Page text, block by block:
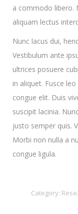
a commodo libero.
aliquam lectus
Nunc lacus dui,
Vestibulum ante
ultrices posuere
in aliquet. Fusce
congue elit. Duis
suscipit lacinia.
justo semper quis.
Morbi non nulla a
congue ligula.
Category: